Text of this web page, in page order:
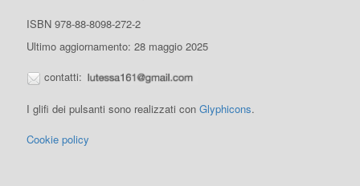
ISBN 978-88-8098-272-2
Ultimo aggiornamento: 28 maggio 2025
contatti:
I glifi dei pulsanti sono realizzati conGlyphicons.
Cookie policy